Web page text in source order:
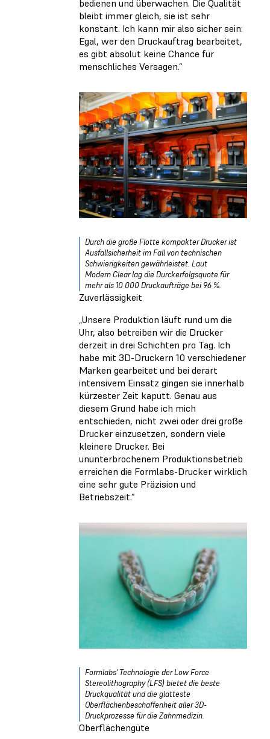
bedienen und überwachen. Die Qualität
bleibt immer gleich, sie ist sehr
konstant. Ich kann mir also sicher sein:
Egal, wer den Druckauftrag bearbeitet,
es gibt absolut keine Chance für
menschliches Versagen.“
Durch die große Flotte kompakter Drucker ist
Ausfallsicherheit im Fall von technischen
Schwierigkeiten gewährleistet. Laut
Modern Clear lag die Durckerfolgsquote für
mehr als 10 000 Druckaufträge bei 96 %.
Zuverlässigkeit
„Unsere Produktion läuft rund um die
Uhr, also betreiben wir die Drucker
derzeit in drei Schichten pro Tag. Ich
habe mit 3D-Druckern 10 verschiedener
Marken gearbeitet und bei derart
intensivem Einsatz gingen sie innerhalb
kürzester Zeit kaputt. Genau aus
diesem Grund habe ich mich
entschieden, nicht zwei oder drei große
Drucker einzusetzen, sondern viele
kleinere Drucker. Bei
ununterbrochenem Produktionsbetrieb
erreichen die Formlabs-Drucker wirklich
eine sehr gute Präzision und
Betriebszeit.“
Formlabs' Technologie der Low Force
Stereolithography (LFS) bietet die beste
Druckqualität und die glatteste
Oberflächenbeschaffenheit aller 3D-
Druckprozesse für die Zahnmedizin.
Oberflächengüte